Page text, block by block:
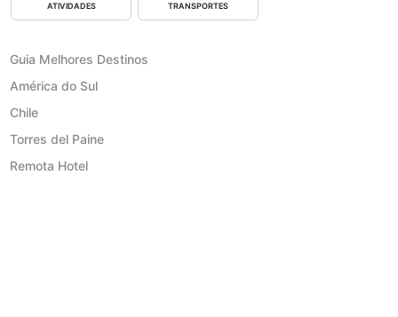
ATIVIDADES TRANSPORTES
Guia Melhores Destinos
América do Sul
Chile
Torres del Paine
Remota Hotel